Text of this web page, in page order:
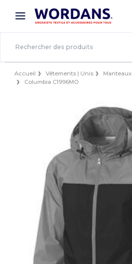
× Appli Wordans
Meilleurs prix sur l’app !
Accueil Vêtements | Unis Manteaux
Columbia C1996MO